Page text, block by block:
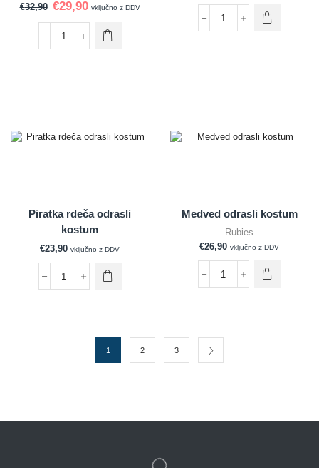
€32,90 €29,90 vključno z DDV
Piratka rdeča odrasli
kostum
€23,90 vključno z DDV
Medved odrasli kostum
Rubies
€26,90 vključno z DDV
1 2 3